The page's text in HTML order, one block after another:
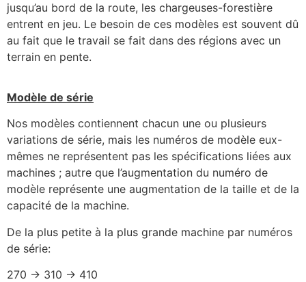
jusqu’au bord de la route, les chargeuses-forestière
entrent en jeu. Le besoin de ces modèles est souvent dû
au fait que le travail se fait dans des régions avec un
terrain en pente.
Modèle de série
Nos modèles contiennent chacun une ou plusieurs
variations de série, mais les numéros de modèle eux-
mêmes ne représentent pas les spécifications liées aux
machines ; autre que l’augmentation du numéro de
modèle représente une augmentation de la taille et de la
capacité de la machine.
De la plus petite à la plus grande machine par numéros
de série:
270 -> 310 -> 410